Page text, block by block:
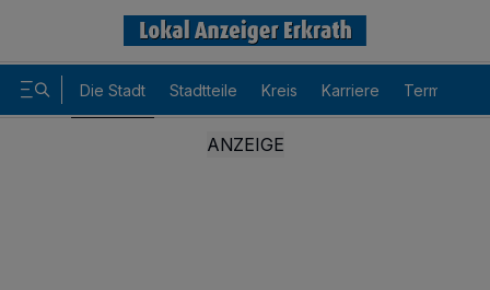
Die Stadt Stadtteile Kreis Karriere Termine